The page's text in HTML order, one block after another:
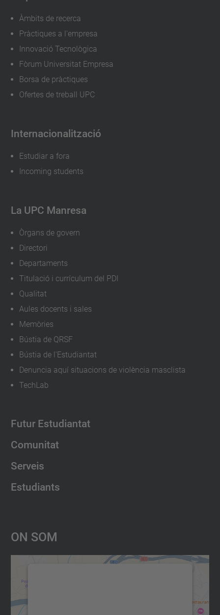
Àmbits de recerca
Pràctiques a l'empresa
Innovació Tecnològica
Fòrum Universitat Empresa
Borsa de pràctiques
Ofertes de treball UPC
Internacionalització
Estudiar a fora
Incoming students
La UPC Manresa
Òrgans de govern
Directori
Departaments
Titulació i currículum del PDI
Qualitat
Aules docents i sales
Memòries
Bústia de QRSF
Bústia de l'Estudiantat
Denuncia aquí situacions de violència masclista
TechLab
Futur Estudiantat
Comunitat
Serveis
Estudiants
On Som